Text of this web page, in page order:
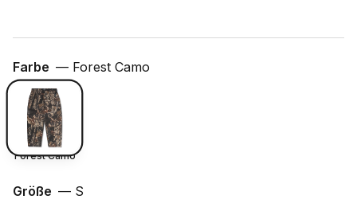
Farbe — Forest Camo
Forest Camo
Größe — S